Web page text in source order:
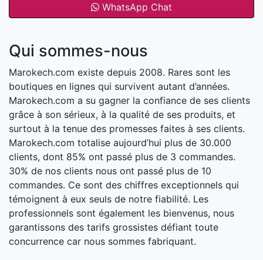
WhatsApp Chat
Qui sommes-nous
Marokech.com existe depuis 2008. Rares sont les
boutiques en lignes qui survivent autant d’années.
Marokech.com a su gagner la confiance de ses clients
grâce à son sérieux, à la qualité de ses produits, et
surtout à la tenue des promesses faites à ses clients.
Marokech.com totalise aujourd’hui plus de 30.000
clients, dont 85% ont passé plus de 3 commandes.
30% de nos clients nous ont passé plus de 10
commandes. Ce sont des chiffres exceptionnels qui
témoignent à eux seuls de notre fiabilité. Les
professionnels sont également les bienvenus, nous
garantissons des tarifs grossistes défiant toute
concurrence car nous sommes fabriquant.